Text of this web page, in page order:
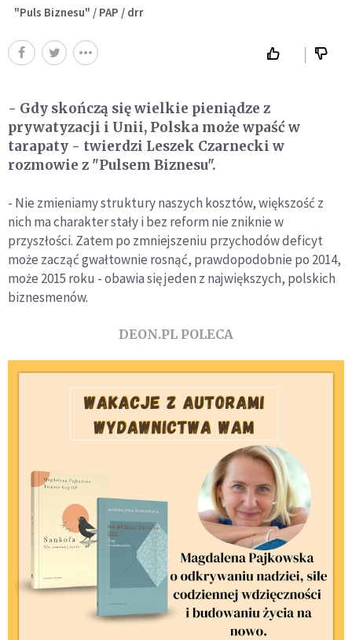
"Puls Biznesu" / PAP / drr
- Gdy skończą się wielkie pieniądze z
prywatyzacji i Unii, Polska może wpaść w
tarapaty - twierdzi Leszek Czarnecki w
rozmowie z "Pulsem Biznesu".
- Nie zmieniamy struktury naszych kosztów, większość z
nich ma charakter stały i bez reform nie zniknie w
przyszłości. Zatem po zmniejszeniu przychodów deficyt
może zacząć gwałtownie rosnąć, prawdopodobnie po 2014,
może 2015 roku - obawia się jeden z największych, polskich
biznesmenów.
DEON.PL POLECA